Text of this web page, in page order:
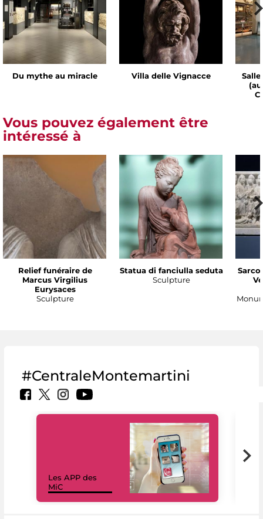
Du mythe au miracle Villa delle Vignacce
Salle
Vous pouvez également être
intéressé à
Relief funéraire de
Marcus Virgilius
Eurysaces
Sculpture
Statua di fanciulla seduta
Sculpture
#CentraleMontemartini
Les APP des
MiC